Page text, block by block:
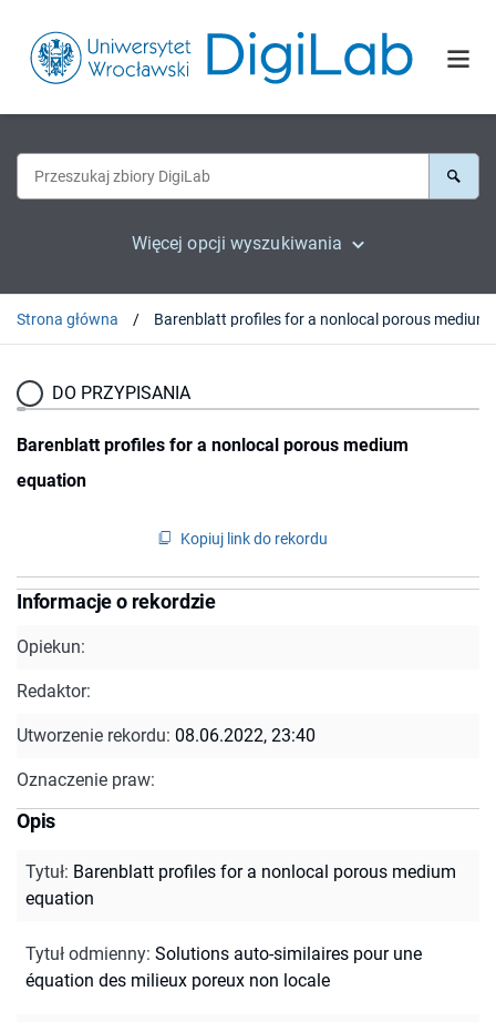
Więcej opcji wyszukiwania
Strona główna
DO PRZYPISANIA
Barenblatt profiles for a nonlocal porous medium
equation
Kopiuj link do rekordu
Informacje o rekordzie
Opiekun:
Redaktor:
Utworzenie rekordu: 08.06.2022, 23:40
Oznaczenie praw:
Opis
Tytuł: Barenblatt profiles for a nonlocal porous medium
equation
Tytuł odmienny: Solutions auto-similaires pour une
équation des milieux poreux non locale